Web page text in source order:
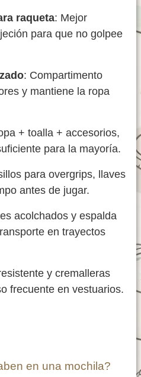
raqueta: Mejor
para que no golpee
: Compartimento
y mantiene la ropa
+ toalla + accesorios,
para la mayoría.
para overgrips, llaves
antes de jugar.
acolchados y espalda
en trayectos
y cremalleras
frecuente en vestuarios.
en una mochila?